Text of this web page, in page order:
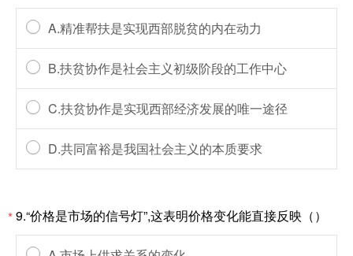
A.精准帮扶是实现西部脱贫的内在动力
B.扶贫协作是社会主义初级阶段的工作中心
C.扶贫协作是实现西部经济发展的唯一途径
D.共同富裕是我国社会主义的本质要求
*9.“价格是市场的信号灯”,这表明价格变化能直接反映（）